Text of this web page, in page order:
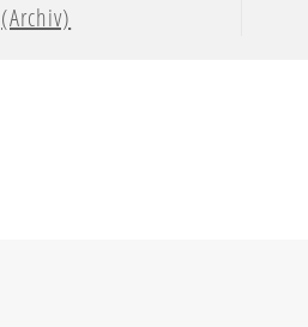
(Archiv)